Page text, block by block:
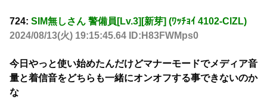
724: SIM無しさん 警備員[Lv.3][新芽] (ﾜｯﾁｮｲ 4102-ClZL)
2024/08/13(火) 19:15:45.64 ID:H83FWMps0
今日やっと使い始めたんだけどマナーモードでメディア音
量と着信音をどちらも一緒にオンオフする事できないのか
な